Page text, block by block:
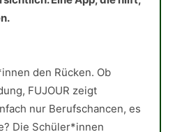
den Rücken. Ob
FUJOUR zeigt
nur Berufschancen, es
Die Schüler*innen